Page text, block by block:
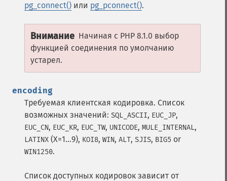
pg_connect() или pg_pconnect().
Внимание Начиная с PHP 8.1.0 выбор
функцией соединения по умолчанию
устарел.
encoding
Требуемая клиентская кодировка. Список
возможных значений: SQL_ASCII, EUC_JP,
EUC_CN, EUC_KR, EUC_TW, UNICODE, MULE_INTERNAL,
LATINX (X=1...9), KOI8, WIN, ALT, SJIS, BIG5 or
WIN1250.
Список доступных кодировок зависит от